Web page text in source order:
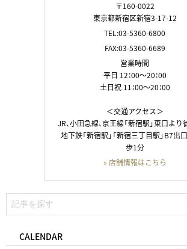
〒160-0022
東京都新宿区新宿3-17-12
TEL:03-5360-6800
FAX:03-5360-6689
営業時間
平日 12：00～20：00
土日祝 11：00～20：00
＜交通アクセス＞
JR、小田急線、京王線「新宿駅」東口より
地下鉄「新宿駅」「新宿三丁目駅」B7出
歩1分
» 店舗情報はこちら
索:
CALENDAR